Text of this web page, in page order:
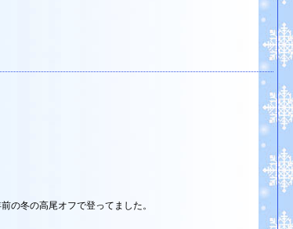
の冬の高尾オフで登ってました。